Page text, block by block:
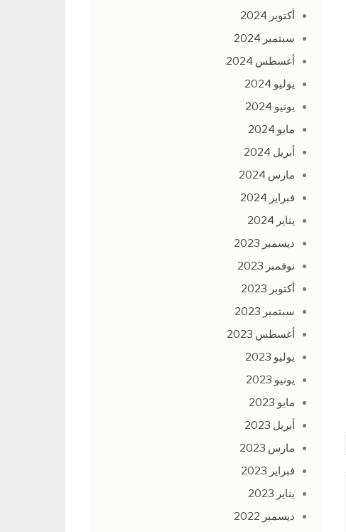
أكتوبر 2024
سبتمبر 2024
أغسطس 2024
يوليو 2024
يونيو 2024
مايو 2024
أبريل 2024
مارس 2024
فبراير 2024
يناير 2024
ديسمبر 2023
نوفمبر 2023
أكتوبر 2023
سبتمبر 2023
أغسطس 2023
يوليو 2023
يونيو 2023
مايو 2023
أبريل 2023
مارس 2023
فبراير 2023
يناير 2023
ديسمبر 2022